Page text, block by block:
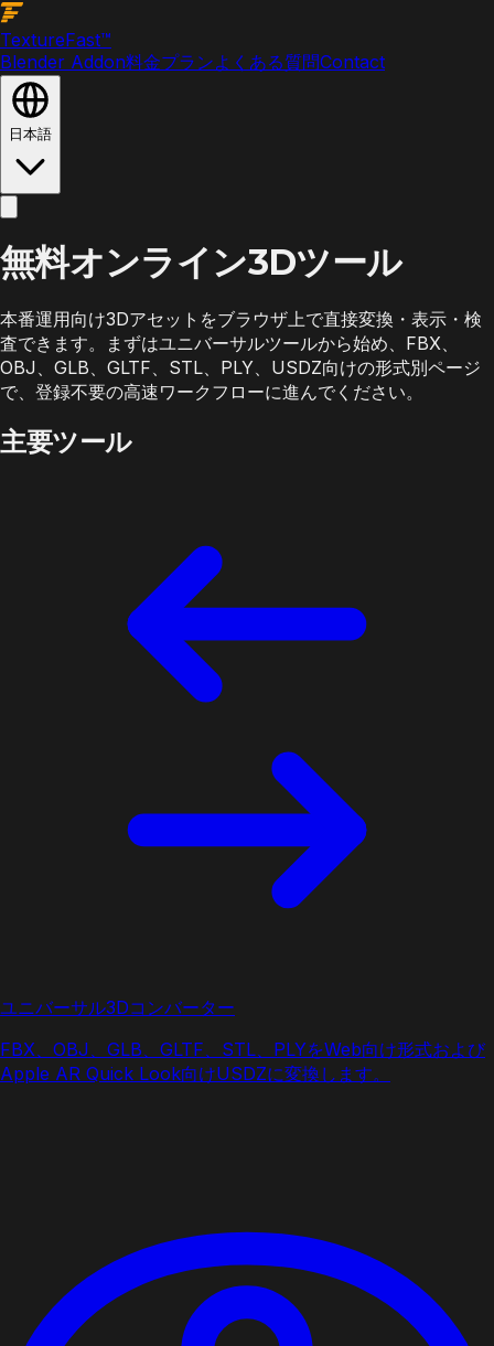
TextureFast™
Blender Addon料金プランよくある質問Contact
日本語
無料オンライン3Dツール
本番運用向け3Dアセットをブラウザ上で直接変換・表示・検
査できます。まずはユニバーサルツールから始め、FBX、
OBJ、GLB、GLTF、STL、PLY、USDZ向けの形式別ページ
で、登録不要の高速ワークフローに進んでください。
主要ツール
ユニバーサル3Dコンバーター
FBX、OBJ、GLB、GLTF、STL、PLYをWeb向け形式および
Apple AR Quick Look向けUSDZに変換します。